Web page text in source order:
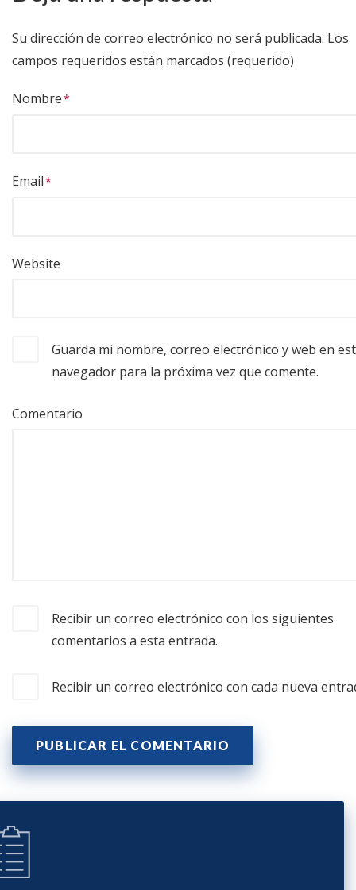
Su dirección de correo electrónico no será publicada. Los
campos requeridos están marcados (requerido)
Nombre
Email
Website
Guarda mi nombre, correo electrónico y web en
navegador para la próxima vez que comente.
Comentario
Recibir un correo electrónico con los siguientes
comentarios a esta entrada.
Recibir un correo electrónico con cada nueva